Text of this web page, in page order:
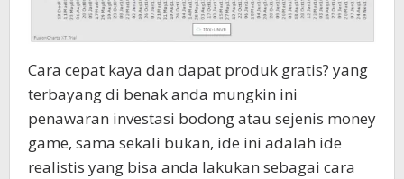
Cara cepat kaya dan dapat produk gratis? yang
terbayang di benak anda mungkin ini
penawaran investasi bodong atau sejenis money
game, sama sekali bukan, ide ini adalah ide
realistis yang bisa anda lakukan sebagai cara